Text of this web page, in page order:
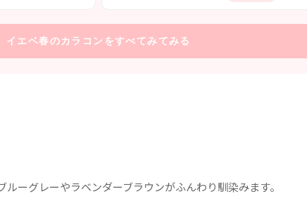
イエベ春のカラコンをすべてみてみる
ーグレーやラベンダーブラウンがふんわり馴染みます。